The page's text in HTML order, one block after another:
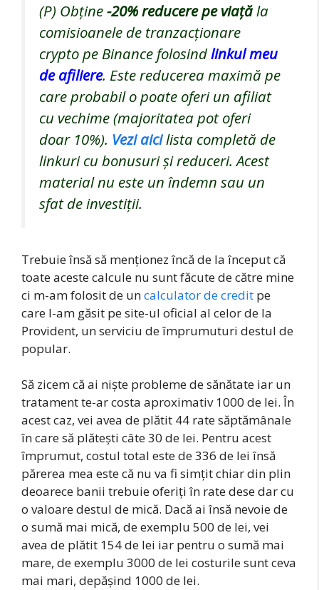
(P) Obține-20%reducere pe viațăla
comisioanele de tranzacționare
crypto pe Binance folosindlinkul meu
de afiliere. Este reducerea maximă pe
care probabil o poate oferi un afiliat
cu vechime (majoritatea pot oferi
doar 10%). Vezi aicilista completă de
linkuri cu bonusuri și reduceri. Acest
material nu este un îndemn sau un
sfat de investiții.
Trebuie însă să menționez încă de la început că
toate aceste calcule nu sunt făcute de către mine
ci m-am folosit de uncalculator de credit pe
care l-am găsit pe site-ul oficial al celor de la
Provident, un serviciu de împrumuturi destul de
popular.
Să zicem că ai niște probleme de sănătate iar un
tratament te-ar costa aproximativ 1000 de lei. În
acest caz, vei avea de plătit 44 rate săptămânale
în care să plătești câte 30 de lei. Pentru acest
împrumut, costul total este de 336 de lei însă
părerea mea este că nu va fi simțit chiar din plin
deoarece banii trebuie oferiți în rate dese dar cu
o valoare destul de mică. Dacă ai însă nevoie de
o sumă mai mică, de exemplu 500 de lei, vei
avea de plătit 154 de lei iar pentru o sumă mai
mare, de exemplu 3000 de lei costurile sunt ceva
mai mari, depășind 1000 de lei.